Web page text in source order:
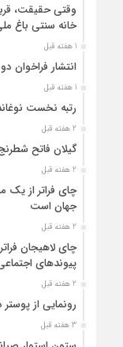
وقتی حقیقت،
خانه سنتی باغ
1 هفته قبل
انتشار فراخوان
1 هفته قبل
رتبه نخست
2 هفته قبل
گیلان فاتح
2 هفته قبل
چای فراتر از یک
جهان است
2 هفته قبل
چای لاهیجان
پیوندهای
2 هفته قبل
رونمایی از
3 هفته قبل